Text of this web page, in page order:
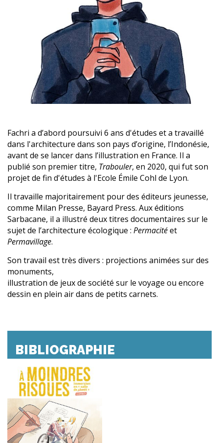
Fachri a d’abord poursuivi 6 ans d'études et a travaillé
dans l'architecture dans son pays d’origine, l’Indonésie,
avant de se lancer dans l’illustration en France. Il a
publié son premier titre, Trabouler, en 2020, qui fut son
projet de fin d'études à l'Ecole Émile Cohl de Lyon.
Il travaille majoritairement pour des éditeurs jeunesse,
comme Milan Presse, Bayard Press. Aux éditions
Sarbacane, il a illustré deux titres documentaires sur le
sujet de l’architecture écologique : Permacitéet
Permavillage.
Son travail est très divers : projections animées sur des
monuments,
illustration de jeux de société sur le voyage ou encore
dessin en plein air dans de petits carnets.
BIBLIOGRAPHIE